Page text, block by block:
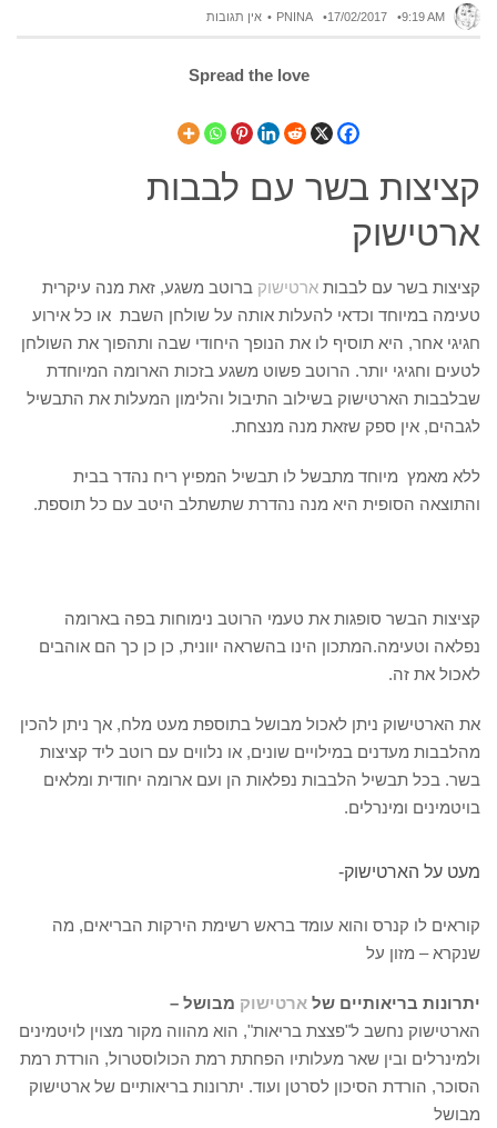
PNINA 17/02/2017 9:19 AM אין תגובות
Spread the love
קציצות בשר עם לבבות
ארטישוק
קציצות בשר עם לבבות ארטישוק ברוטב משגע, זאת מנה עיקרית
טעימה במיוחד וכדאי להעלות אותה על שולחן השבת או כל אירוע
חגיגי אחר, היא תוסיף לו את הנופך היחודי שבה ותהפוך את השולחן
לטעים וחגיגי יותר. הרוטב פשוט משגע בזכות הארומה המיוחדת
שבלבבות הארטישוק בשילוב התיבול והלימון המעלות את התבשיל
לגבהים, אין ספק שזאת מנה מנצחת.
ללא מאמץ מיוחד מתבשל לו תבשיל המפיץ ריח נהדר בבית
והתוצאה הסופית היא מנה נהדרת שתשתלב היטב עם כל תוספת.
קציצות הבשר סופגות את טעמי הרוטב נימוחות בפה בארומה
נפלאה וטעימה.המתכון הינו בהשראה יוונית, כן כן כך הם אוהבים
לאכול את זה.
את הארטישוק ניתן לאכול מבושל בתוספת מעט מלח, אך ניתן להכין
מהלבבות מעדנים במילויים שונים, או נלווים עם רוטב ליד קציצות
בשר. בכל תבשיל הלבבות נפלאות הן ועם ארומה יחודית ומלאים
בויטמינים ומינרלים.
מעט על הארטישוק-
קוראים לו קנרס והוא עומד בראש רשימת הירקות הבריאים, מה
שנקרא – מזון על
יתרונות בריאותיים של ארטישוק מבושל –
הארטישוק נחשב ל"פצצת בריאות", הוא מהווה מקור מצוין לויטמינים
ולמינרלים ובין שאר מעלותיו הפחתת רמת הכולוסטרול, הורדת רמת
הסוכר, הורדת הסיכון לסרטן ועוד. יתרונות בריאותיים של ארטישוק
מבושל